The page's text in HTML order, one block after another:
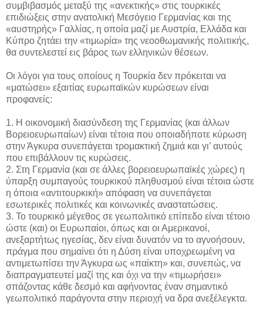
συμβιβασμός μεταξύ της «ανεκτικής» στις τουρκικές
επιδιώξεις στην ανατολική Μεσόγειο Γερμανίας και της
«αυστηρής» Γαλλίας, η οποία μαζί με Αυστρία, Ελλάδα και
Κύπρο ζητάει την «τιμωρία» της νεοοθωμανικής πολιτικής,
θα συντελεστεί εις βάρος των ελληνικών θέσεων.
Οι λόγοι για τους οποίους η Τουρκία δεν πρόκειται να
«ματώσει» εξαιτίας ευρωπαϊκών κυρώσεων είναι
προφανείς:
1. Η οικονομική διασύνδεση της Γερμανίας (και άλλων
Βορειοευρωπαίων) είναι τέτοια που οποιαδήποτε κύρωση
στην Άγκυρα συνεπάγεται τρομακτική ζημιά και γι’ αυτούς
που επιβάλλουν τις κυρώσεις.
2. Στη Γερμανία (και σε άλλες βορειοευρωπαϊκές χώρες) η
ύπαρξη συμπαγούς τουρκικού πληθυσμού είναι τέτοια ώστε
η όποια «αντιτουρκική» απόφαση να συνεπάγεται
εσωτερικές πολιτικές και κοινωνικές αναστατώσεις.
3. Το τουρκικό μέγεθος σε γεωπολιτικό επίπεδο είναι τέτοιο
ώστε (και) οι Ευρωπαίοι, όπως και οι Αμερικανοί,
ανεξαρτήτως ηγεσίας, δεν είναι δυνατόν να το αγνοήσουν,
πράγμα που σημαίνει ότι η Δύση είναι υποχρεωμένη να
αντιμετωπίσει την Άγκυρα ως «παίκτη» και, συνεπώς, να
διαπραγματευτεί μαζί της και όχι να την «τιμωρήσει»
σπάζοντας κάθε δεσμό και αφήνοντας έναν σημαντικό
γεωπολιτικό παράγοντα στην περιοχή να δρα ανεξέλεγκτα.